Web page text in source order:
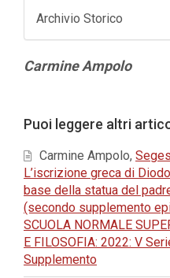
Archivio Storico
Contenuto
Carmine Ampolo
dell'articolo
Puoi leggere altri
Carmine Ampolo,
L’iscrizione greca di
base della statua del
(secondo supplemento
SCUOLA NORMALE
E FILOSOFIA: 2022: V
Supplemento